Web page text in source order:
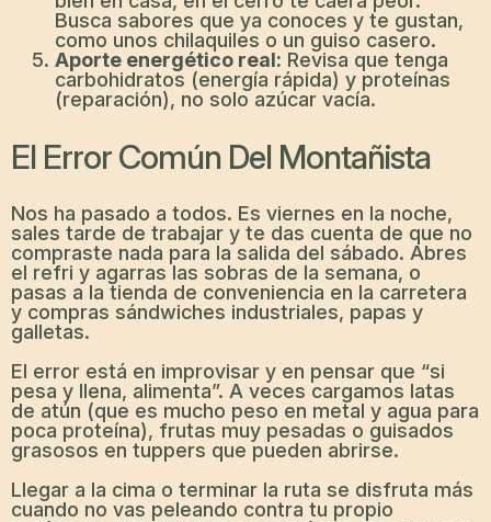
Busca sabores que ya conoces y te gustan,
como unos chilaquiles o un guiso casero.
Aporte energético real: Revisa que tenga
carbohidratos (energía rápida) y proteínas
(reparación), no solo azúcar vacía.
El Error Común Del Montañista
Nos ha pasado a todos. Es viernes en la noche,
sales tarde de trabajar y te das cuenta de que no
compraste nada para la salida del sábado. Abres
el refri y agarras las sobras de la semana, o
pasas a la tienda de conveniencia en la carretera
y compras sándwiches industriales, papas y
galletas.
El error está en improvisar y en pensar que “si
pesa y llena, alimenta”. A veces cargamos latas
de atún (que es mucho peso en metal y agua para
poca proteína), frutas muy pesadas o guisados
grasosos en tuppers que pueden abrirse.
Llegar a la cima o terminar la ruta se disfruta más
cuando no vas peleando contra tu propio